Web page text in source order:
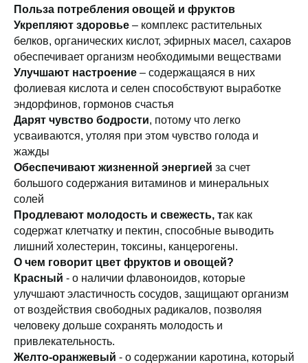
Польза потребления овощей и фруктов
Укрепляют здоровье – комплекс растительных
белков, органических кислот, эфирных масел, сахаров
обеспечивает организм необходимыми веществами
Улучшают настроение – содержащаяся в них
фолиевая кислота и селен способствуют выработке
эндорфинов, гормонов счастья
Дарят чувство бодрости, потому что легко
усваиваются, утоляя при этом чувство голода и
жажды
Обеспечивают жизненной энергией за счет
большого содержания витаминов и минеральных
солей
Продлевают молодость и свежесть, так как
содержат клетчатку и пектин, способные выводить
лишний холестерин, токсины, канцерогены.
О чем говорит цвет фруктов и овощей?
Красный - о наличии флавоноидов, которые
улучшают эластичность сосудов, защищают организм
от воздействия свободных радикалов, позволяя
человеку дольше сохранять молодость и
привлекательность.
Желто-оранжевый - о содержании каротина, который